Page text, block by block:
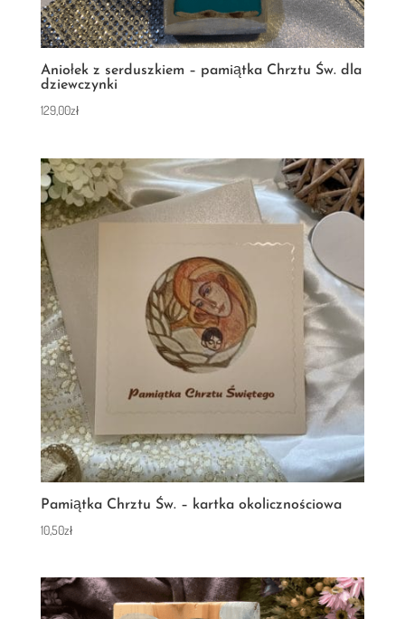
Aniołek z serduszkiem – pamiątka Chrztu Św. dla
dziewczynki
129,00zł
Pamiątka Chrztu Św. – kartka okolicznościowa
10,50zł